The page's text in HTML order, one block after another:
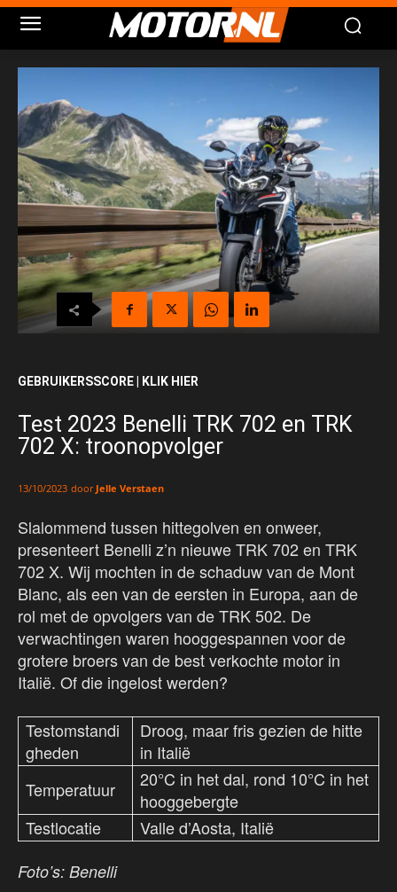
GEBRUIKERSSCORE | KLIK HIER
Test 2023 Benelli TRK 702 en TRK
702 X: troonopvolger
13/10/2023 door Jelle Verstaen
Slalommend tussen hittegolven en onweer,
presenteert Benelli z’n nieuwe TRK 702 en TRK
702 X. Wij mochten in de schaduw van de Mont
Blanc, als een van de eersten in Europa, aan de
rol met de opvolgers van de TRK 502. De
verwachtingen waren hooggespannen voor de
grotere broers van de best verkochte motor in
Italië. Of die ingelost werden?
Testomstandi
gheden
Droog, maar fris gezien de hitte
in Italië
Temperatuur
20°C in het dal, rond 10°C in het
hooggebergte
Testlocatie
Valle d’Aosta, Italië
Foto’s: Benelli